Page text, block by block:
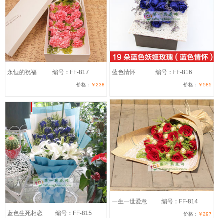
永恒的祝福 编号：FF-817
价格： ￥238
蓝色情怀 编号：FF-816
价格： ￥585
蓝色生死相恋 编号：FF-815
一生一世爱意 编号：FF-814
价格： ￥297